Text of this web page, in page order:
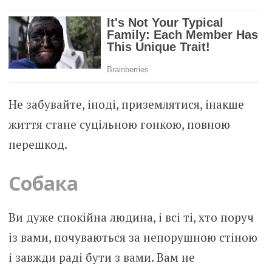
Не забувайте, іноді, приземлятися, інакше
життя стане суцільною гонкою, повною
перешкод.
Собака
Ви дуже спокійна людина, і всі ті, хто поруч
із вами, почуваються за непорушною стіною
і завжди раді бути з вами. Вам не